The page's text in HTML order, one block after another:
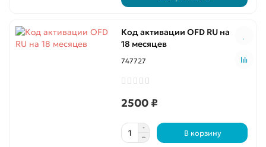
Код активации OFD RU на
18 месяцев
747727
2500 ₽
В корзину